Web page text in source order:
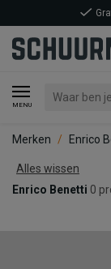
MENU
Merken Enrico
Alles wissen
Enrico Benetti 0